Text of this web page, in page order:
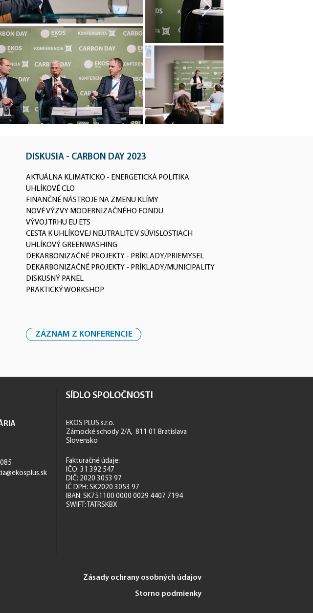
DISKUSIA - CARBON DAY 2023
AKTUÁLNA KLIMATICKO - ENERGETICKÁ POLITIKA
UHLÍKOVÉ CLO
FINANČNÉ NÁSTROJE NA ZMENU KLÍMY
NOVÉ VÝZVY MODERNIZAČNÉHO FONDU
VÝVOJ TRHU EU ETS
CESTA K UHLÍKOVEJ NEUTRALITE V SÚVISLOSTIACH
UHLÍKOVÝ GREENWASHING
DEKARBONIZAČNÉ PROJEKTY - PRÍKLADY/PRIEMYSEL
DEKARBONIZAČNÉ PROJEKTY - PRÍKLADY/MUNICIPALITY
DISKUSNÝ PANEL
PRAKTICKÝ WORKSHOP
ZÁZNAM Z KONFERENCIE
SÍDLO SPOLOČNOSTI
EKOS PLUS s.r.o.
Zámocké schody 2/A, 811 01 Bratislava
Slovensko
Fakturačné údaje:
IČO: 31 392 547
DIČ: 2020 3053 97
​IČ DPH: SK2020 3053 97
IBAN: SK751100 0000 0029 4407 7194
SWIFT: TATRSKBX
Zásady ochrany osobných údajov
Storno podmienky